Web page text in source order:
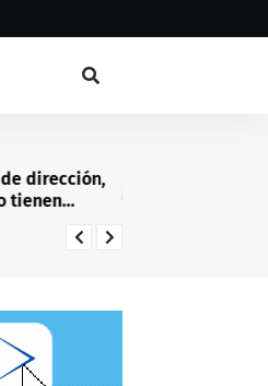
dirección,
tienen